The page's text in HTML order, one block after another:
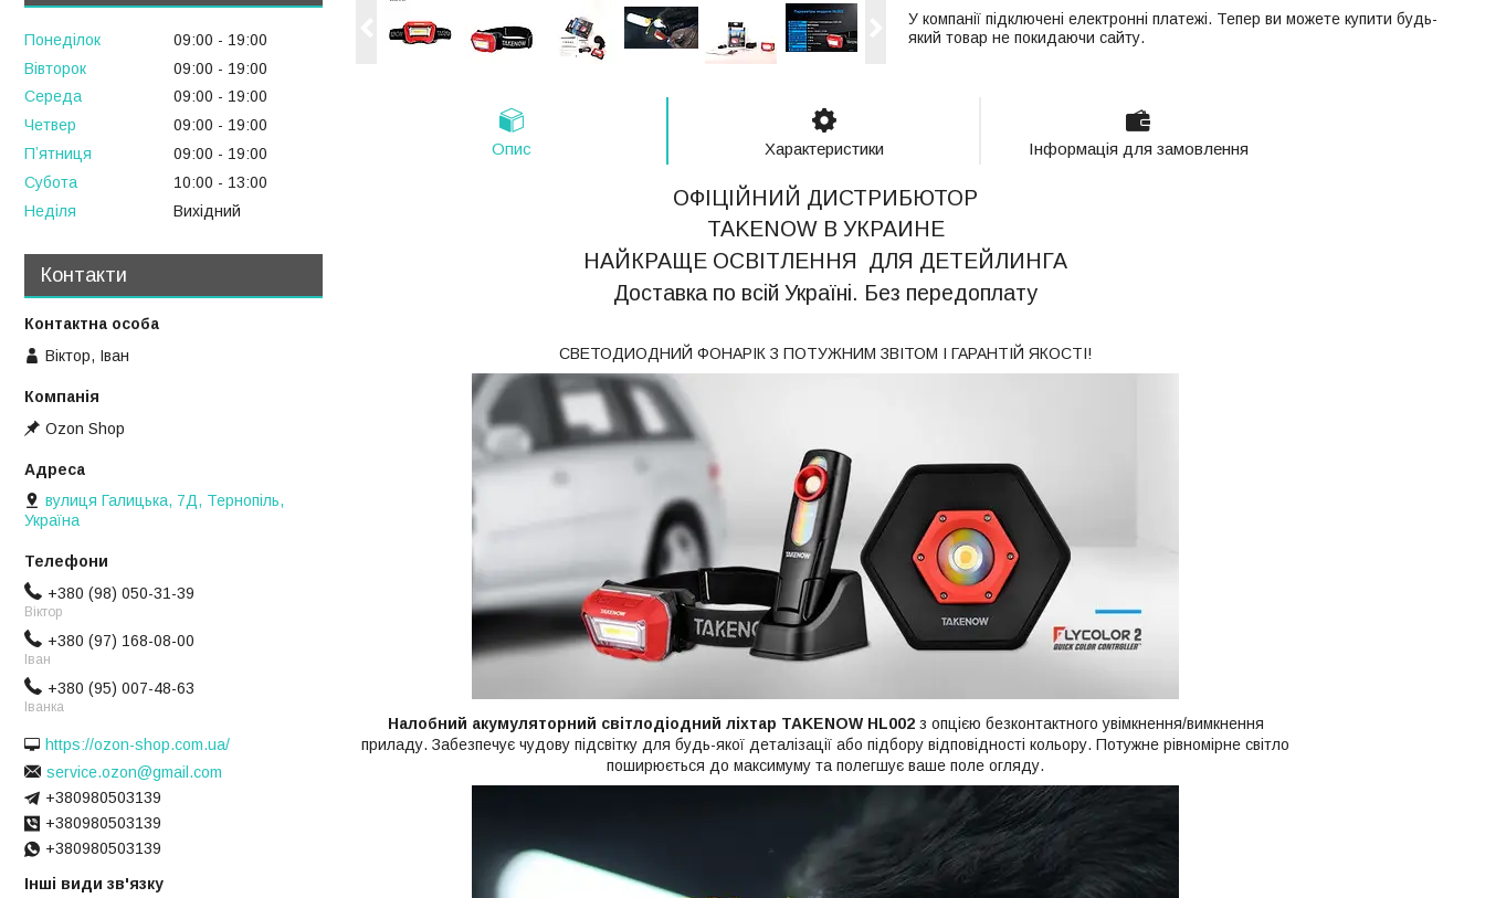
У компанії підключені електронні платежі. Тепер ви можете купити будь-
який товар не покидаючи сайту.
Опис Характеристики Інформація для замовлення
ОФІЦІЙНИЙ ДИСТРИБЮТОР
TAKENOW В УКРАИНЕ
НАЙКРАЩЕ ОСВІТЛЕННЯ ДЛЯ ДЕТЕЙЛИНГА
Доставка по всій Україні. Без передоплату
СВЕТОДИОДНИЙ ФОНАРІК З ПОТУЖНИМ ЗВІТОМ І ГАРАНТІЙ ЯКОСТІ!
Налобний акумуляторний світлодіодний ліхтар TAKENOW HL002з опцією безконтактного увімкнення/вимкнення
приладу. Забезпечує чудову підсвітку для будь-якої деталізації або підбору відповідності кольору. Потужне рівномірне світло
поширюється до максимуму та полегшує ваше поле огляду.
Понеділок 09:00
19:00
Вівторок
09:00
19:00
Середа
09:00
19:00
Четвер
09:00
19:00
Пʼятниця
09:00
19:00
Субота
10:00
13:00
Неділя
Вихідний
Контакти
Віктор, Іван
Ozon Shop
вулиця Галицька, 7Д, Тернопіль,
Україна
+380 (98) 050-31-39
Віктор
+380 (97) 168-08-00
Іван
+380 (95) 007-48-63
Іванка
https://ozon-shop.com.ua/
service.ozon@gmail.com
+380980503139
+380980503139
+380980503139
Інші види зв'язку